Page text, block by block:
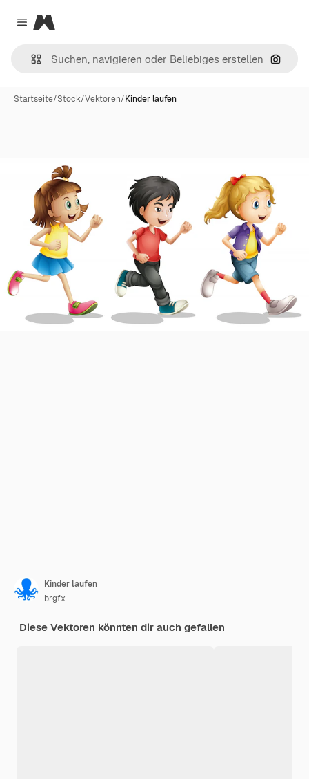
Close menu
Magnific
Nach
Startseite/Stock/Vektoren/Kinder laufen
Kinder laufen
brgfx
Diese Vektoren könnten dir auch gefallen